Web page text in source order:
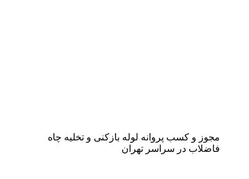
مجوز و کسب پروانه لوله بازکنی و تخلیه چاه
فاضلاب در سراسر تهران